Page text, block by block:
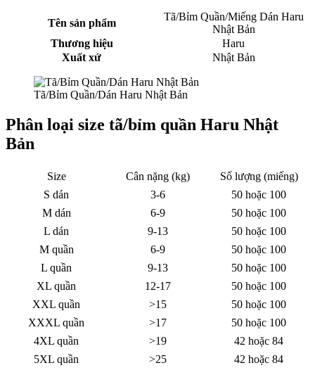
Tên sản phẩm
Tã/Bỉm Quần/Miếng Dán Haru
Nhật Bản
Thương hiệu
Haru
Xuất xứ
Nhật Bản
Tã/Bỉm Quần/Dán Haru Nhật Bản
Phân loại size tã/bỉm quần Haru Nhật
Bản
Size Cân nặng (kg)
Số lượng (miếng)
S dán
3-6
50 hoặc 100
M dán
6-9
50 hoặc 100
L dán
9-13
50 hoặc 100
M quần
6-9
50 hoặc 100
L quần
9-13
50 hoặc 100
XL quần
12-17
50 hoặc 100
XXL quần
>15
50 hoặc 100
XXXL quần
>17
50 hoặc 100
4XL quần
>19
42 hoặc 84
5XL quần
>25
42 hoặc 84